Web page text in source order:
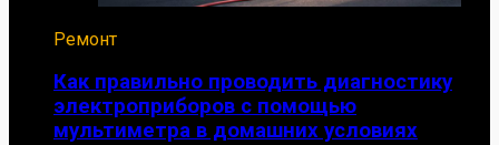
Ремонт
Как правильно проводить диагностику
электроприборов с помощью
мультиметра в домашних условиях